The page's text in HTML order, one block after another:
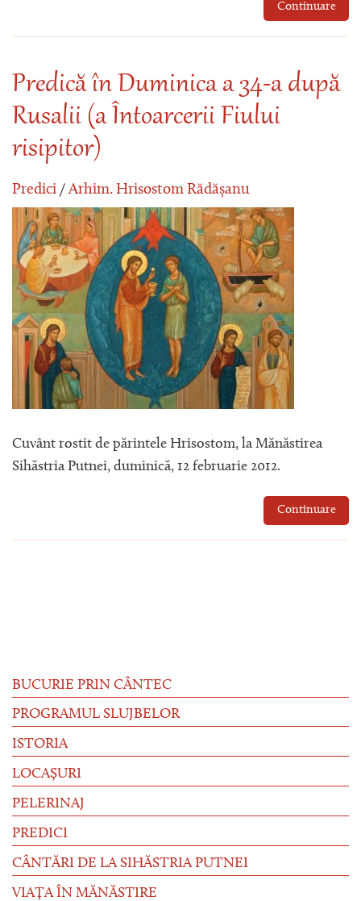
Continuare
Predică în Duminica a 34-a după
Rusalii (a Întoarcerii Fiului
risipitor)
Predici /Arhim. Hrisostom Rădășanu
Cuvânt rostit de părintele Hrisostom, la Mănăstirea
Sihăstria Putnei, duminică, 12 februarie 2012.
Continuare
BUCURIE PRIN CÂNTEC
PROGRAMUL SLUJBELOR
ISTORIA
LOCAȘURI
PELERINAJ
PREDICI
CÂNTĂRI DE LA SIHĂSTRIA PUTNEI
VIAȚA ÎN MĂNĂSTIRE